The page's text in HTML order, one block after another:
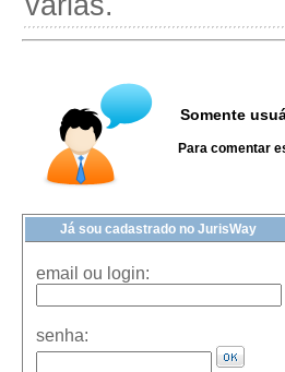
Somente
Para comentar
Já sou cadastrado no JurisWay
email ou login:
senha: